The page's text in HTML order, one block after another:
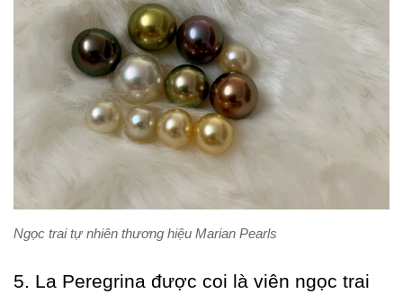
Ngọc trai tự nhiên thương hiệu Marian Pearls
5. La Peregrina được coi là viên ngọc trai